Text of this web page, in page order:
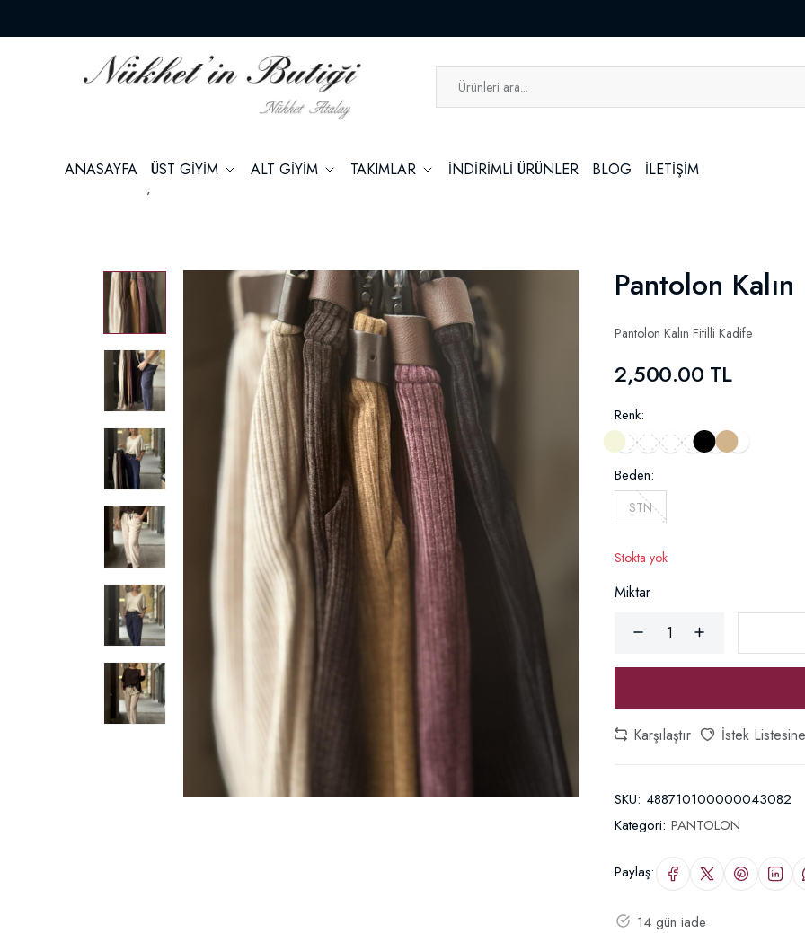
ANASAYFA ÜST GİYİM ALT GİYİM TAKIMLAR İNDİRİMLİ ÜRÜNLER BLOG
İLETİŞİM
Pantolon
Pantolon Kalın Fitilli Kadife
2,500.00 TL
Renk:
Beden:
STN
Stokta yok
Miktar
Karşılaştır İstek
SKU: 488710100000043082
Kategori: PANTOLON
Paylaş:
14 gün iade